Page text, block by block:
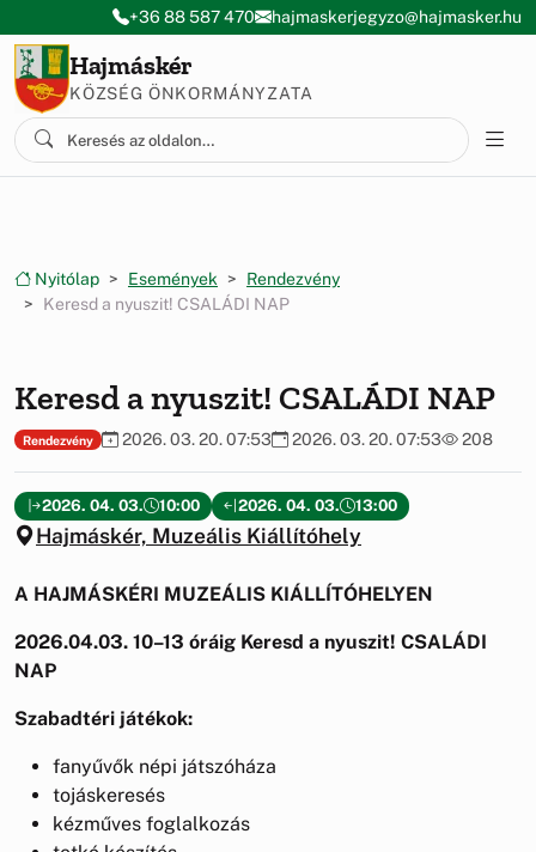
Ugrás a menüre
Ugrás a tartalomra
+36 88 587 470 hajmaskerjegyzo@hajmasker.hu
Hajmáskér
KÖZSÉG ÖNKORMÁNYZATA
Nyitólap Események
Rendezvény
Keresd a nyuszit! CSALÁDI NAP
Keresd a nyuszit! CSALÁDI NAP
Rendezvény 2026. 03. 20. 07:53 2026. 03. 20. 07:53 208
2026. 04. 03. 10:00 2026. 04. 03. 13:00
Hajmáskér, Muzeális Kiállítóhely
A HAJMÁSKÉRI MUZEÁLIS KIÁLLÍTÓHELYEN
2026.04.03. 10–13 óráig Keresd a nyuszit! CSALÁDI
NAP
Szabadtéri játékok:
fanyűvők népi játszóháza
tojáskeresés
kézműves foglalkozás